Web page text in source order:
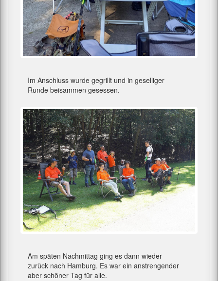
Im Anschluss wurde gegrillt und in geselliger
Runde beisammen gesessen.
Am späten Nachmittag ging es dann wieder
zurück nach Hamburg. Es war ein anstrengender
aber schöner Tag für alle.